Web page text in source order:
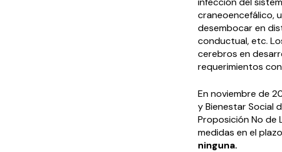
craneoencefálico,
desembocar en
conductual, etc.
cerebros en
requerimientos
En noviembre de
y Bienestar Social
Proposición No de
medidas en el
ninguna.